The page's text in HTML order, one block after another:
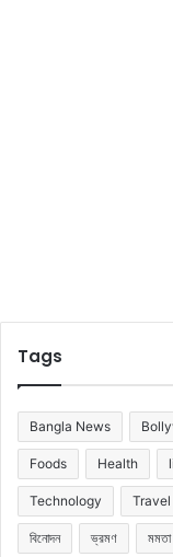
Tags
Bangla News
Foods Health
Technology Travel
বিনোদন ভ্রমণ মমতা